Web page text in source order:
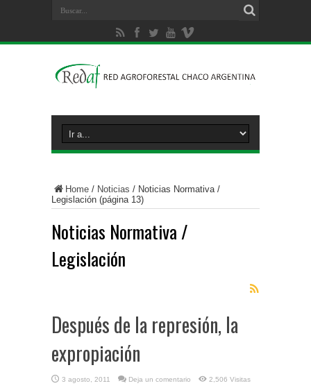
Home / Noticias / Noticias Normativa /
Legislación (página 13)
Noticias Normativa /
Legislación
Después de la represión, la
expropiación
3 agosto, 2011 Deja un comentario 2,506 Visitas